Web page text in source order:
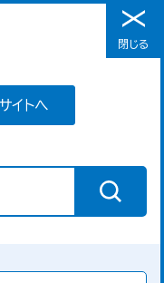
メニュー
イトへ
閉じる